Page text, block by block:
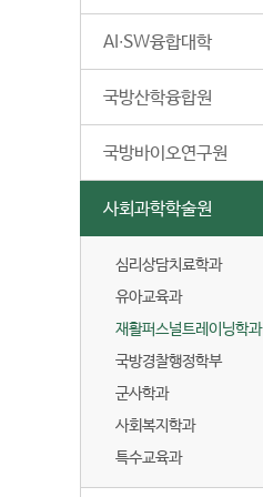
AI∙SW융합대학
국방산학융합원
국방바이오연구원
사회과학학술원
심리상담치료학과
유아교육과
재활퍼스널트레이닝학과
국방경찰행정학부
군사학과
사회복지학과
특수교육과